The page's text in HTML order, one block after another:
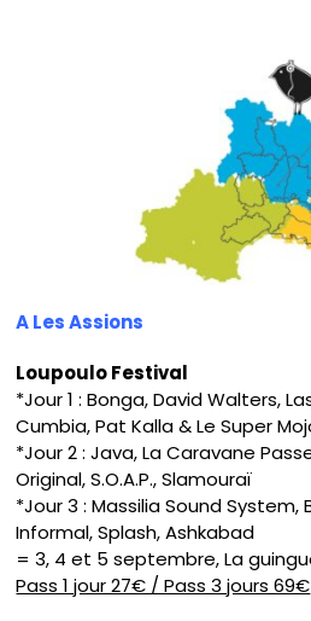
A Les Assions
Loupoulo Festival
*Jour 1 : Bonga, David Walters,
Cumbia, Pat Kalla & Le Super
*Jour 2 : Java, La Caravane
Original, S.O.A.P., Slamouraï
*Jour 3 : Massilia Sound System,
Informal, Splash, Ashkabad
= 3, 4 et 5 septembre, La
Pass 1 jour 27€ / Pass 3 jours 69€